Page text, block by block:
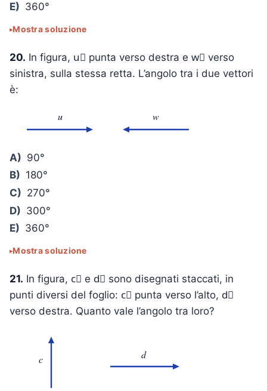
E) 360°
Mostra soluzione
20. In figura, u⃗ punta verso destra e w⃗ verso
sinistra, sulla stessa retta. L’angolo tra i due vettori
è:
u w
A) 90°
B) 180°
C) 270°
D) 300°
E) 360°
Mostra soluzione
21. In figura, c⃗ e d⃗ sono disegnati staccati, in
punti diversi del foglio: c⃗ punta verso l’alto, d⃗
verso destra. Quanto vale l’angolo tra loro?
c d